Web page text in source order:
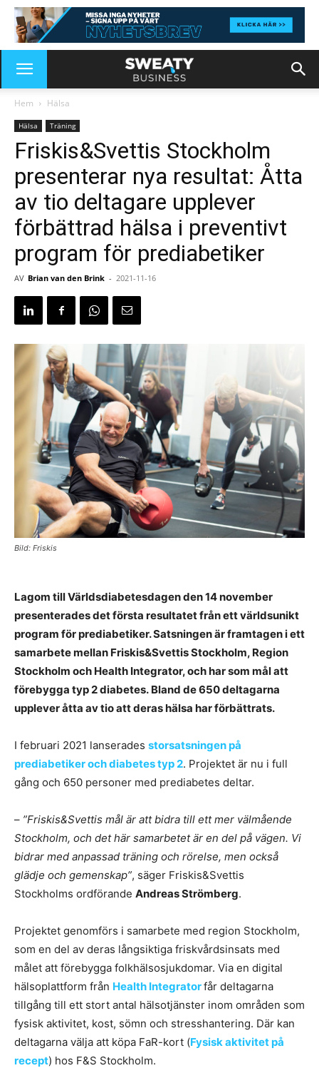
Hem Hälsa
Hälsa Träning
Friskis&Svettis Stockholm
presenterar nya resultat: Åtta
av tio deltagare upplever
förbättrad hälsa i preventivt
program för prediabetiker
AV Brian van den Brink - 2021-11-16
Bild: Friskis
Lagom till Världsdiabetesdagen den 14 november
presenterades det första resultatet från ett världsunikt
program för prediabetiker. Satsningen är framtagen i ett
samarbete mellan Friskis&Svettis Stockholm, Region
Stockholm och Health Integrator, och har som mål att
förebygga typ 2 diabetes. Bland de 650 deltagarna
upplever åtta av tio att deras hälsa har förbättrats.
I februari 2021 lanserades storsatsningen på
prediabetiker och diabetes typ 2. Projektet är nu i full
gång och 650 personer med prediabetes deltar.
– ”Friskis&Svettis mål är att bidra till ett mer välmående
Stockholm, och det här samarbetet är en del på vägen. Vi
bidrar med anpassad träning och rörelse, men också
glädje och gemenskap”, säger Friskis&Svettis
Stockholms ordförande Andreas Strömberg.
Projektet genomförs i samarbete med region Stockholm,
som en del av deras långsiktiga friskvårdsinsats med
målet att förebygga folkhälsosjukdomar. Via en digital
hälsoplattform från Health Integratorfår deltagarna
tillgång till ett stort antal hälsotjänster inom områden som
fysisk aktivitet, kost, sömn och stresshantering. Där kan
deltagarna välja att köpa FaR-kort (Fysisk aktivitet på
recept) hos F&S Stockholm.